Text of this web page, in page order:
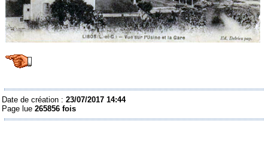
Date de création :23/07/2017 14:44
Page lue265856 fois